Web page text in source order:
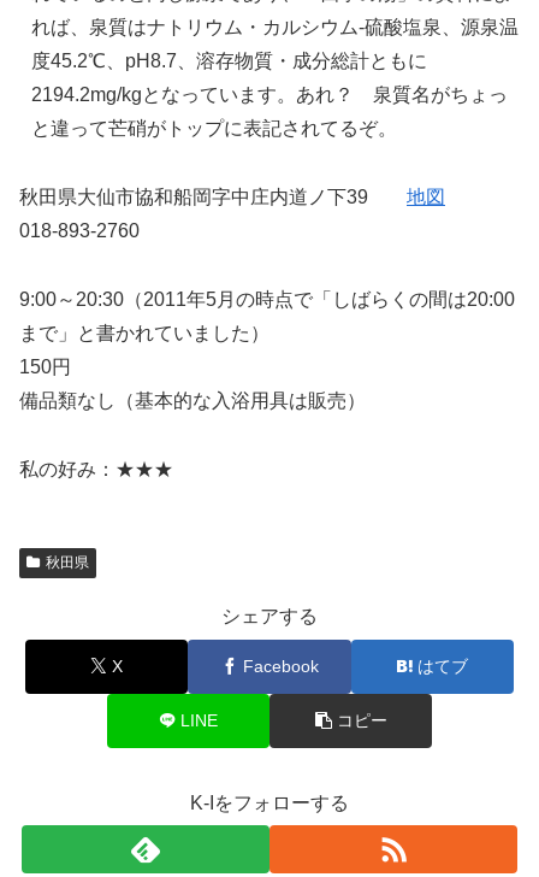
れば、泉質はナトリウム・カルシウム-硫酸塩泉、源泉温
度45.2℃、pH8.7、溶存物質・成分総計ともに
2194.2mg/kgとなっています。あれ？ 泉質名がちょっ
と違って芒硝がトップに表記されてるぞ。
秋田県大仙市協和船岡字中庄内道ノ下39 地図
018-893-2760
9:00～20:30（2011年5月の時点で「しばらくの間は20:00
まで」と書かれていました）
150円
備品類なし（基本的な入浴用具は販売）
私の好み：★★★
秋田県
シェアする
X Facebook はてブ
LINE コピー
K-Iをフォローする